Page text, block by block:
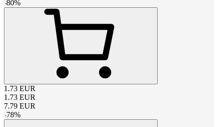
-80%
1.73 EUR
1.73 EUR
7.79 EUR
-78%